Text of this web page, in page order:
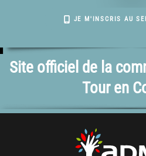
JE M'INSCRIS AU
Site officiel de la
Tour en